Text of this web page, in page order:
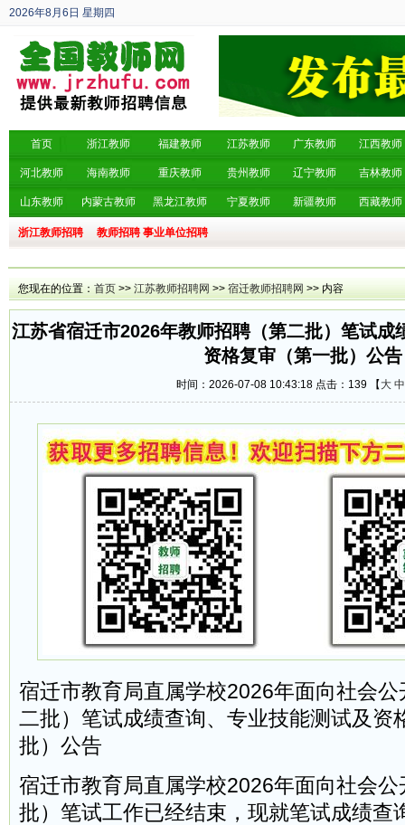
2026年8月6日 星期四
丙午年 六月廿四
首页 浙江教师 福建教师 江苏教师 广东教师 江西教师
河北教师 海南教师 重庆教师 贵州教师 辽宁教师 吉林教师
山东教师 内蒙古教师 黑龙江教师 宁夏教师 新疆教师 西藏教师
浙江教师招聘 教师招聘 事业单位招聘
您现在的位置： 首页 >> 江苏教师招聘网 >> 宿迁教师招聘网 >> 内容
江苏省宿迁市2026年教师招聘（第二批）笔试成
资格复审（第一批）公告
时间：2026-07-08 10:43:18 点击： 139 【 大 中
宿迁市教育局直属学校2026年面向社会
二批）笔试成绩查询、专业技能测试及资
批）公告
宿迁市教育局直属学校2026年面向社会
批）笔试工作已经结束，现就笔试成绩查